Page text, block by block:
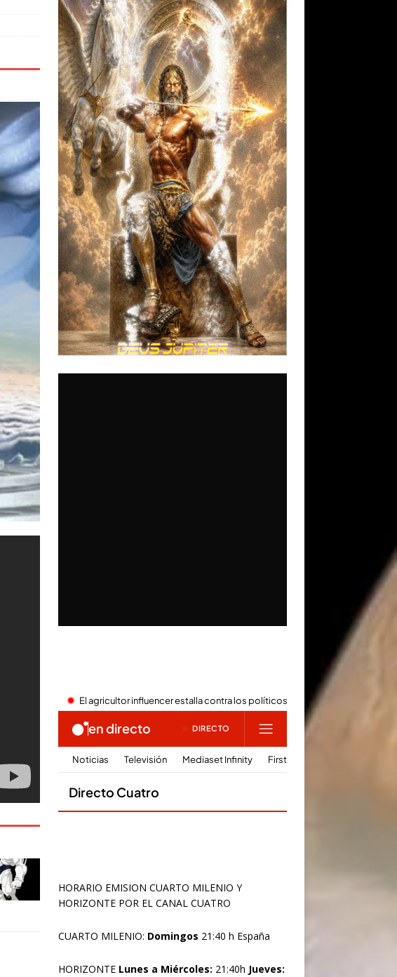
❅
❅
❅
❅
HORARIO EMISION CUARTO MILENIO Y
HORIZONTE POR EL CANAL CUATRO
CUARTO MILENIO: Domingos 21:40 h España
HORIZONTE Lunes a Miércoles: 21:40h Jueves: